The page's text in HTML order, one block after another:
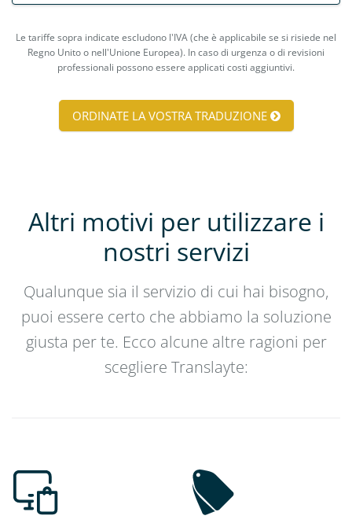
Le tariffe sopra indicate escludono l'IVA (che è applicabile se si risiede nel
Regno Unito o nell'Unione Europea). In caso di urgenza o di revisioni
professionali possono essere applicati costi aggiuntivi.
ORDINATE LA VOSTRA TRADUZIONE
Altri motivi per utilizzare i
nostri servizi
Qualunque sia il servizio di cui hai bisogno,
puoi essere certo che abbiamo la soluzione
giusta per te. Ecco alcune altre ragioni per
scegliere Translayte: